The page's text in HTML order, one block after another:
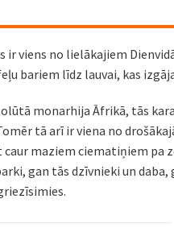
ir viens no lielākajiem
bariem līdz lauvai, kas
monarhija Āfrikā, tās
tā arī ir viena no
maziem ciematiņiem pa
gan tās dzīvnieki un